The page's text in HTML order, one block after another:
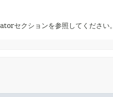
セクションを参照してください。